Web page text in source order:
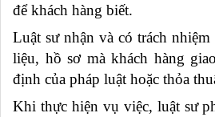
để khách hàng biết.
Luật sư nhận và có trách
liệu, hồ sơ mà khách hàng
định của pháp luật hoặc thỏa
Khi thực hiện vụ việc, luật sư